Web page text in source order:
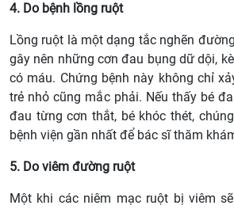
4. Do bệnh lồng ruột
Lồng ruột là một dạng tắc nghẽn
gây nên những cơn đau bụng dữ dội,
có máu. Chứng bệnh này không chỉ
trẻ nhỏ cũng mắc phải. Nếu thấy bé
đau từng cơn thắt, bé khóc thét,
bệnh viện gần nhất để bác sĩ thăm
5. Do viêm đường ruột
Một khi các niêm mạc ruột bị viêm